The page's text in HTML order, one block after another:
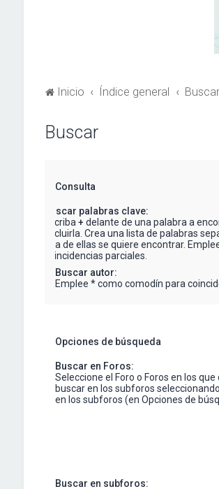
Inicio Índice general Buscar
Buscar
Consulta
Buscar palabras clave:
Escriba + delante de una palabra a
excluirla. Crea una lista de palabras
una de ellas se quiere encontrar.
coincidencias parciales.
Buscar autor:
Emplee * como comodín para
Opciones de búsqueda
Buscar en Foros:
Seleccione el Foro o Foros en los
buscar en los subforos
en los subforos (en Opciones de
Buscar en subforos: